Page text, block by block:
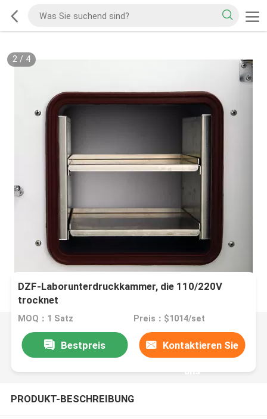
2/ 4
DZF-Laborunterdruckkammer, die 110/220V
trocknet
MOQ：1 Satz Preis：$1014/set
Bestpreis Kontaktieren Sie
uns
PRODUKT-BESCHREIBUNG